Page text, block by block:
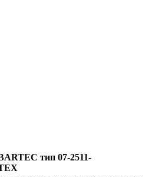
тип 07-2511-